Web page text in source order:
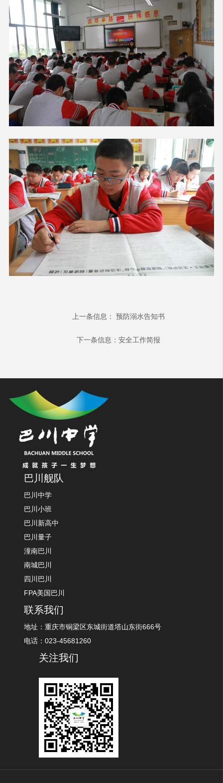
上一条信息： 预防溺水告知书
下一条信息： 安全工作简报
巴川舰队
巴川中学
巴川小班
巴川新高中
巴川量子
潼南巴川
南城巴川
四川巴川
FPA美国巴川
联系我们
地址：重庆市铜梁区东城街道塔山东街666号
电话：023-45681260
关注我们